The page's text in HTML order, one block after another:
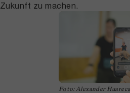
Zukunft zu machen.
Foto: Alexander